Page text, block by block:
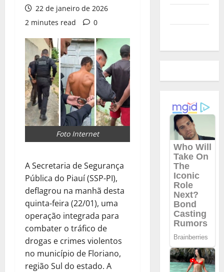
22 de janeiro de 2026
2 minutes read
0
Foto Internet
A Secretaria de Segurança
Pública do Piauí (SSP-PI),
deflagrou na manhã desta
quinta-feira (22/01), uma
operação integrada para
combater o tráfico de
drogas e crimes violentos
no município de Floriano,
região Sul do estado. A